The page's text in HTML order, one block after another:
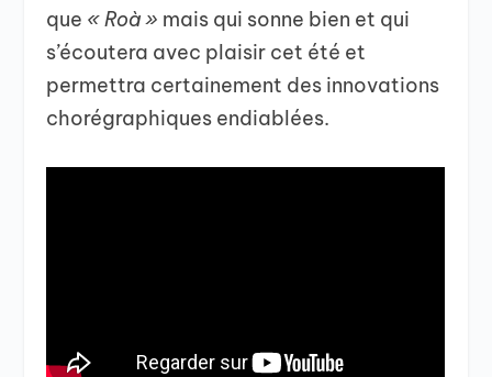
que « Roà » mais qui sonne bien et qui
s’écoutera avec plaisir cet été et
permettra certainement des innovations
chorégraphiques endiablées.